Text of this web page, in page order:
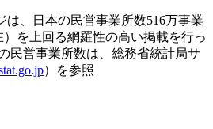
、日本の民営事業所数516万事業
）を上回る網羅性の高い掲載を行っ
民営事業所数は、総務省統計局サ
）を参照